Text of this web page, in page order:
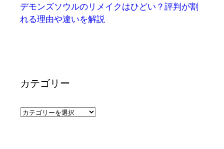
デモンズソウルのリメイクはひどい？評判が割
れる理由や違いを解説
カテゴリー
カ